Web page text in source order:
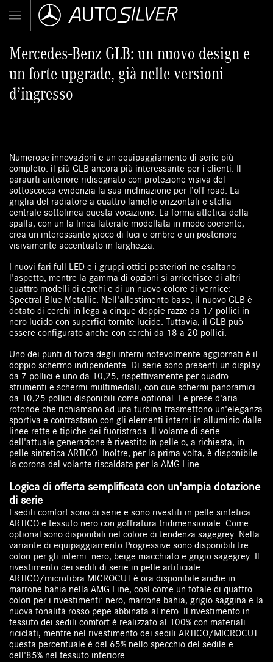
Mercedes-Benz GLB: un nuovo design e
un forte upgrade, già nelle versioni
d’ingresso
Numerose innovazioni e un equipaggiamento di serie più
completo: il più GLB ancora più interessante per i clienti. Il
paraurti anteriore ridisegnato con protezione visiva del
sottoscocca evidenzia la sua inclinazione per l’off-road. La
griglia del radiatore a quattro lamelle orizzontali e stella
centrale sottolinea questa vocazione. La forma atletica della
spalla, con un la linea laterale modellata in modo coerente,
crea un interessante gioco di luci e ombre e un posteriore
visivamente accentuato in larghezza.
I nuovi fari full-LED e i gruppi ottici posteriori ne esaltano
l'aspetto, mentre la gamma di opzioni si arricchisce di altri
quattro modelli di cerchi e di un nuovo colore di vernice:
Spectral Blue Metallic. Nell'allestimento base, il nuovo GLB è
dotato di cerchi in lega a cinque doppie razze da 17 pollici in
nero lucido con superfici tornite lucide. Tuttavia, il GLB può
essere configurato anche con cerchi da 18 a 20 pollici.
Uno dei punti di forza degli interni notevolmente aggiornati è il
doppio schermo indipendente. Di serie sono presenti un display
da 7 pollici e uno da 10,25, rispettivamente per quadro
strumenti e schermi multimediali, con due schermi panoramici
da 10,25 pollici disponibili come optional. Le prese d'aria
rotonde che richiamano ad una turbina trasmettono un'eleganza
sportiva e contrastano con gli elementi interni in alluminio dalle
linee rette e tipiche dei fuoristrada. Il volante di serie
dell'attuale generazione è rivestito in pelle o, a richiesta, in
pelle sintetica ARTICO. Inoltre, per la prima volta, è disponibile
la corona del volante riscaldata per la AMG Line.
Logica di offerta semplificata con un'ampia dotazione
di serie
I sedili comfort sono di serie e sono rivestiti in pelle sintetica
ARTICO e tessuto nero con goffratura tridimensionale. Come
optional sono disponibili nel colore di tendenza sagegrey. Nella
variante di equipaggiamento Progressive sono disponibili tre
colori per gli interni: nero, beige macchiato e grigio sagegrey. Il
rivestimento dei sedili di serie in pelle artificiale
ARTICO/microfibra MICROCUT è ora disponibile anche in
marrone bahia nella AMG Line, così come un totale di quattro
colori per i rivestimenti: nero, marrone bahia, grigio saggina e la
nuova tonalità rosso pepe abbinata al nero. Il rivestimento in
tessuto dei sedili comfort è realizzato al 100% con materiali
riciclati, mentre nel rivestimento dei sedili ARTICO/MICROCUT
questa percentuale è del 65% nello specchio del sedile e
dell'85% nel tessuto inferiore.